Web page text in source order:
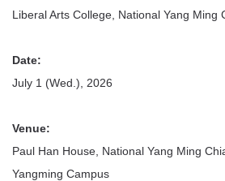
Liberal Arts College, National Yang Ming
Date:
July 1 (Wed.), 2026
Venue:
Paul Han House, National Yang Ming
Yangming Campus